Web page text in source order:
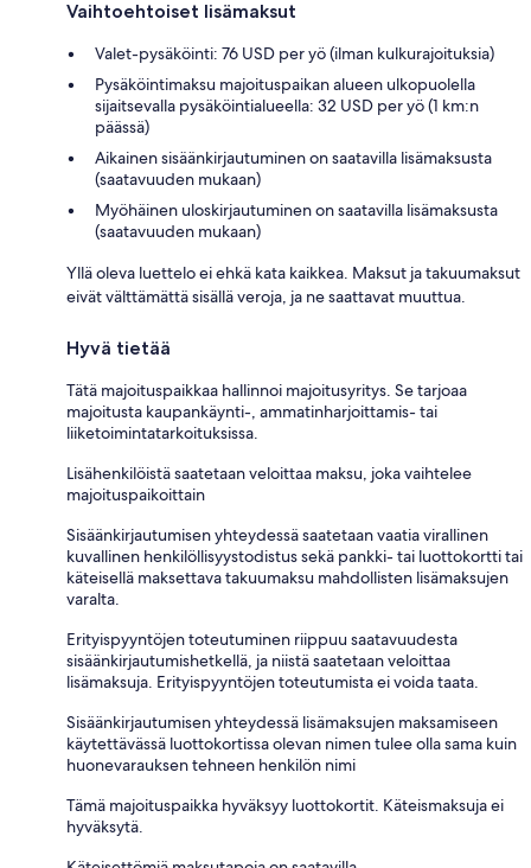
Vaihtoehtoiset lisämaksut
Valet-pysäköinti: 76 USD per yö (ilman kulkurajoituksia)
Pysäköintimaksu majoituspaikan alueen ulkopuolella
sijaitsevalla pysäköintialueella: 32 USD per yö (1 km:n
päässä)
Aikainen sisäänkirjautuminen on saatavilla lisämaksusta
(saatavuuden mukaan)
Myöhäinen uloskirjautuminen on saatavilla lisämaksusta
(saatavuuden mukaan)
Yllä oleva luettelo ei ehkä kata kaikkea. Maksut ja takuumaksut
eivät välttämättä sisällä veroja, ja ne saattavat muuttua.
Hyvä tietää
Tätä majoituspaikkaa hallinnoi majoitusyritys. Se tarjoaa
majoitusta kaupankäynti-, ammatinharjoittamis- tai
liiketoimintatarkoituksissa.
Lisähenkilöistä saatetaan veloittaa maksu, joka vaihtelee
majoituspaikoittain
Sisäänkirjautumisen yhteydessä saatetaan vaatia virallinen
kuvallinen henkilöllisyystodistus sekä pankki- tai luottokortti tai
käteisellä maksettava takuumaksu mahdollisten lisämaksujen
varalta.
Erityispyyntöjen toteutuminen riippuu saatavuudesta
sisäänkirjautumishetkellä, ja niistä saatetaan veloittaa
lisämaksuja. Erityispyyntöjen toteutumista ei voida taata.
Sisäänkirjautumisen yhteydessä lisämaksujen maksamiseen
käytettävässä luottokortissa olevan nimen tulee olla sama kuin
huonevarauksen tehneen henkilön nimi
Tämä majoituspaikka hyväksyy luottokortit. Käteismaksuja ei
hyväksytä.